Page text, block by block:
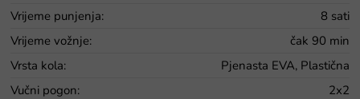
Vrijeme punjenja:
8 sati
Vrijeme vožnje:
čak 90 min
Vrsta kola:
Pjenasta EVA, Plastična
Vučni pogon:
2x2